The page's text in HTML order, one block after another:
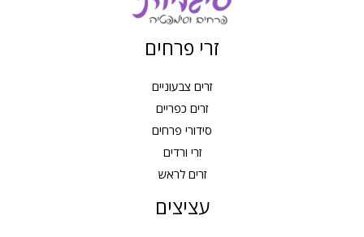
זרי פרחים
זרים צבעוניים
זרים כפריים
סידורי פרחים
זרי ורדים
זרים לראש
עציצים